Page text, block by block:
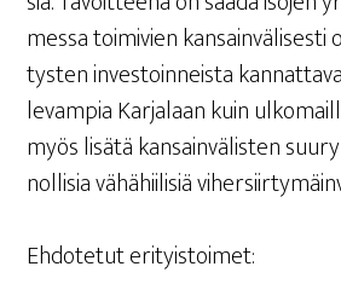
mes­sa toi­mi­vien
tys­ten inves­toin­neis­ta
le­vam­pia Kar­ja­laan kuin
myös lisä­tä kan­sain­vä­lis­ten
nol­li­sia vähä­hii­li­siä
Ehdo­te­tut erityistoimet: